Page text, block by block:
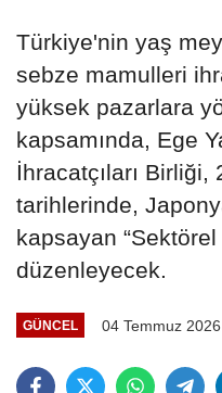
Türkiye'nin yaş
sebze mamulleri
yüksek pazarlara
kapsamında, Ege
İhracatçıları Birliği,
tarihlerinde,
kapsayan
düzenleyecek.
GÜNCEL 04 Temmuz